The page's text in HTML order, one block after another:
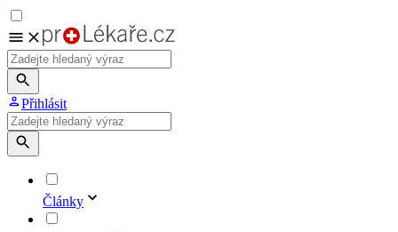
Přihlásit
Články